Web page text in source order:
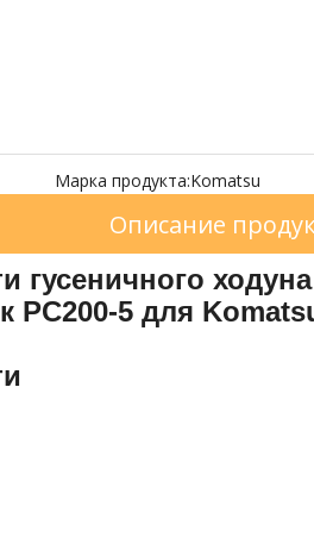
Марка продукта:Komatsu
Описание
гусеничного
PC200-5 для